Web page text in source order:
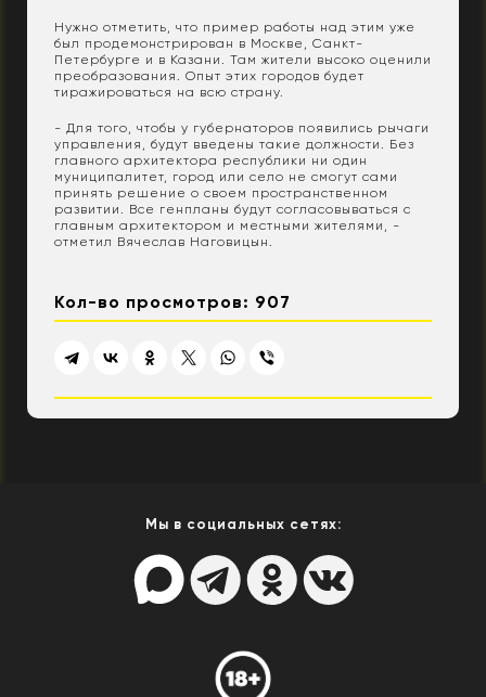
Нужно отметить, что пример работы над этим уже
был продемонстрирован в Москве, Санкт-
Петербурге и в Казани. Там жители высоко оценили
преобразования. Опыт этих городов будет
тиражироваться на всю страну.
- Для того, чтобы у губернаторов появились рычаги
управления, будут введены такие должности. Без
главного архитектора республики ни один
муниципалитет, город или село не смогут сами
принять решение о своем пространственном
развитии. Все генпланы будут согласовываться с
главным архитектором и местными жителями, -
отметил Вячеслав Наговицын.
Кол-во просмотров: 907
Мы в социальных сетях: